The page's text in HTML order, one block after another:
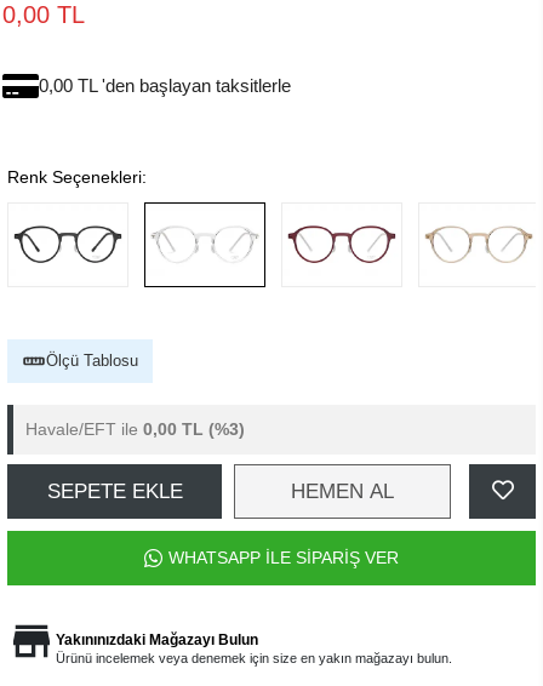
0,00 TL
0,00 TL 'den başlayan taksitlerle
Renk Seçenekleri:
Ölçü Tablosu
Havale/EFT ile 0,00 TL (%3)
SEPETE EKLE HEMEN AL
WHATSAPP İLE SİPARİŞ VER
Yakınınızdaki Mağazayı Bulun
Ürünü incelemek veya denemek için size en yakın mağazayı bulun.